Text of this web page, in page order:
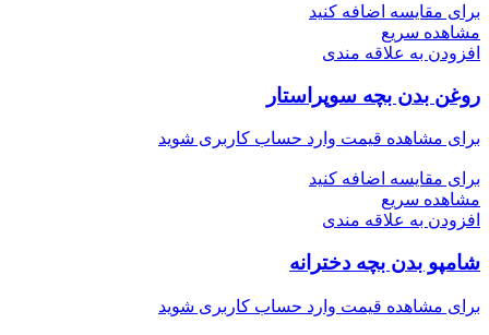
برای مقایسه اضافه کنید
مشاهده سریع
افزودن به علاقه مندی
روغن بدن بچه سوپراستار
برای مشاهده قیمت وارد حساب کاربری شوید
برای مقایسه اضافه کنید
مشاهده سریع
افزودن به علاقه مندی
شامپو بدن بچه دخترانه
برای مشاهده قیمت وارد حساب کاربری شوید